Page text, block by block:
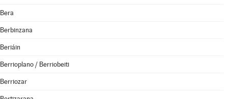
Bera
Berbinzana
Beriáin
Berrioplano / Berriobeiti
Berriozar